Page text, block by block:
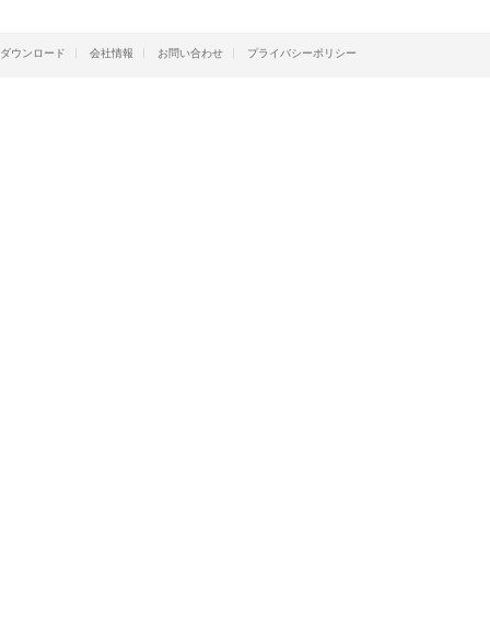
ダウンロード 会社情報 お問い合わせ プライバシーポリシー